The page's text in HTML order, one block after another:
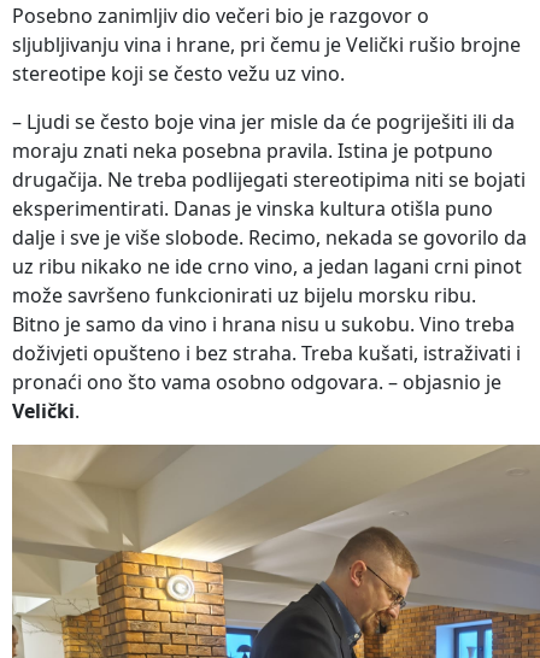
Posebno zanimljiv dio večeri bio je razgovor o
sljubljivanju vina i hrane, pri čemu je Velički rušio brojne
stereotipe koji se često vežu uz vino.
– Ljudi se često boje vina jer misle da će pogriješiti ili da
moraju znati neka posebna pravila. Istina je potpuno
drugačija. Ne treba podlijegati stereotipima niti se bojati
eksperimentirati. Danas je vinska kultura otišla puno
dalje i sve je više slobode. Recimo, nekada se govorilo da
uz ribu nikako ne ide crno vino, a jedan lagani crni pinot
može savršeno funkcionirati uz bijelu morsku ribu.
Bitno je samo da vino i hrana nisu u sukobu. Vino treba
doživjeti opušteno i bez straha. Treba kušati, istraživati i
pronaći ono što vama osobno odgovara. – objasnio je
Velički.